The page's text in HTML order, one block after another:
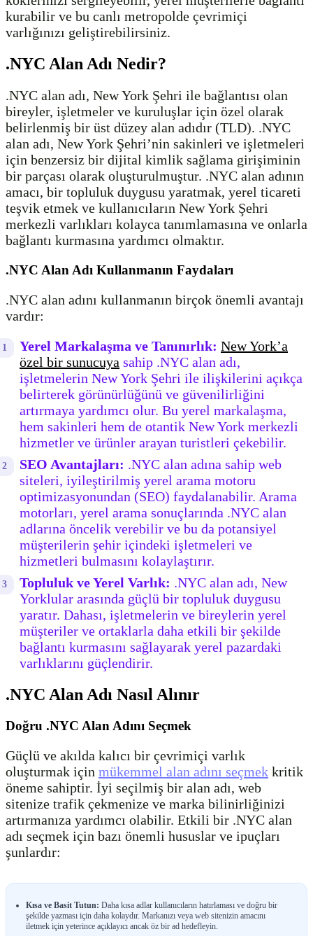
kurabilir ve bu canlı metropolde çevrimiçi
varlığınızı geliştirebilirsiniz.
.NYC Alan Adı Nedir?
.NYC alan adı, New York Şehri ile bağlantısı olan
bireyler, işletmeler ve kuruluşlar için özel olarak
belirlenmiş bir üst düzey alan adıdır (TLD). .NYC
alan adı, New York Şehri’nin sakinleri ve işletmeleri
için benzersiz bir dijital kimlik sağlama girişiminin
bir parçası olarak oluşturulmuştur. .NYC alan adının
amacı, bir topluluk duygusu yaratmak, yerel ticareti
teşvik etmek ve kullanıcıların New York Şehri
merkezli varlıkları kolayca tanımlamasına ve onlarla
bağlantı kurmasına yardımcı olmaktır.
.NYC Alan Adı Kullanmanın Faydaları
.NYC alan adını kullanmanın birçok önemli avantajı
vardır:
Yerel Markalaşma ve Tanınırlık: New York’a
özel bir sunucuya sahip .NYC alan adı,
işletmelerin New York Şehri ile ilişkilerini açıkça
belirterek görünürlüğünü ve güvenilirliğini
artırmaya yardımcı olur. Bu yerel markalaşma,
hem sakinleri hem de otantik New York merkezli
hizmetler ve ürünler arayan turistleri çekebilir.
SEO Avantajları: .NYC alan adına sahip web
siteleri, iyileştirilmiş yerel arama motoru
optimizasyonundan (SEO) faydalanabilir. Arama
motorları, yerel arama sonuçlarında .NYC alan
adlarına öncelik verebilir ve bu da potansiyel
müşterilerin şehir içindeki işletmeleri ve
hizmetleri bulmasını kolaylaştırır.
Topluluk ve Yerel Varlık: .NYC alan adı, New
Yorklular arasında güçlü bir topluluk duygusu
yaratır. Dahası, işletmelerin ve bireylerin yerel
müşteriler ve ortaklarla daha etkili bir şekilde
bağlantı kurmasını sağlayarak yerel pazardaki
varlıklarını güçlendirir.
.NYC Alan Adı Nasıl Alınır
Doğru .NYC Alan Adını Seçmek
Güçlü ve akılda kalıcı bir çevrimiçi varlık
oluşturmak için mükemmel alan adını seçmek kritik
öneme sahiptir. İyi seçilmiş bir alan adı, web
sitenize trafik çekmenize ve marka bilinirliğinizi
artırmanıza yardımcı olabilir. Etkili bir .NYC alan
adı seçmek için bazı önemli hususlar ve ipuçları
şunlardır:
Kısa ve Basit Tutun: Daha kısa adlar kullanıcıların hatırlaması ve doğru bir
şekilde yazması için daha kolaydır. Markanızı veya web sitenizin amacını
iletmek için yeterince açıklayıcı ancak öz bir ad hedefleyin.